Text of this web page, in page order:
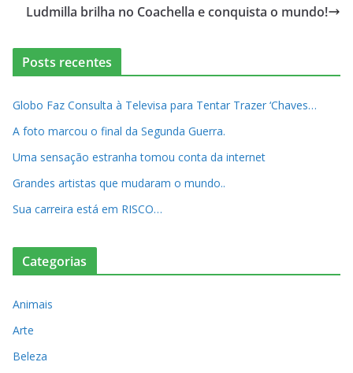
Ludmilla brilha no Coachella e conquista o mundo!
Posts recentes
Globo Faz Consulta à Televisa para Tentar Trazer ‘Chaves…
A foto marcou o final da Segunda Guerra.
Uma sensação estranha tomou conta da internet
Grandes artistas que mudaram o mundo..
Sua carreira está em RISCO…
Categorias
Animais
Arte
Beleza